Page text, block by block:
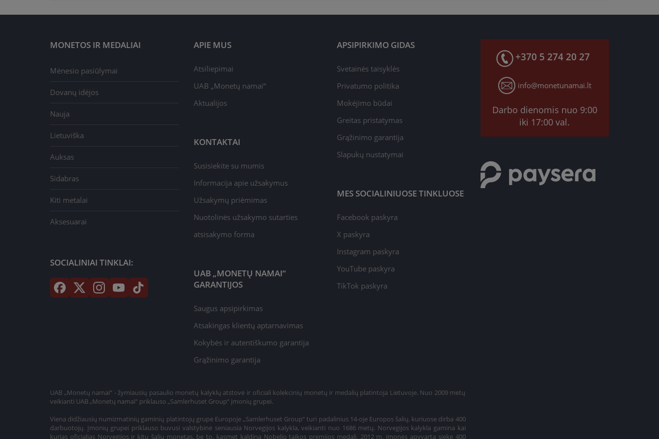
MONETOS IR MEDALIAI
Mėnesio pasiūlymai
Dovanų idėjos
Nauja
Lietuviška
Auksas
Sidabras
Kiti metalai
Aksesuarai
SOCIALINIAI TINKLAI:
APIE MUS
Atsiliepimai
UAB „Monetų namai“
Aktualijos
KONTAKTAI
Susisiekite su mumis
Informacija apie užsakymus
Užsakymų priėmimas
Nuotolinės užsakymo sutarties
atsisakymo forma
UAB „MONETŲ NAMAI“
GARANTIJOS
Saugus apsipirkimas
Atsakingas klientų aptarnavimas
Kokybės ir autentiškumo garantija
Grąžinimo garantija
APSIPIRKIMO GIDAS
Svetainės taisyklės
Privatumo politika
Mokėjimo būdai
Greitas pristatymas
Grąžinimo garantija
Slapukų nustatymai
MES SOCIALINIUOSE TINKLUOSE
Facebook paskyra
X paskyra
Instagram paskyra
YouTube paskyra
TikTok paskyra
+370 5 274 20 27
info@monetunamai.lt
Darbo dienomis nuo 9:00
iki 17:00 val.
UAB „Monetų namai“ - žymiausių pasaulio monetų kalyklų atstovė ir oficiali kolekcinių monetų ir medalių platintoja Lietuvoje. Nuo 2009 metų
veikianti UAB „Monetų namai“ priklauso „Samlerhuset Group“ įmonių grupei.
Viena didžiausių numizmatinių gaminių platintojų grupė Europoje ,,Samlerhuset Group“ turi padalinius 14-oje Europos šalių, kuriuose dirba 400
darbuotojų. Įmonių grupei priklauso buvusi valstybinė seniausia Norvegijos kalykla, veikianti nuo 1686 metų. Norvegijos kalykla gamina kai
kurias oficialias Norvegijos ir kitų šalių monetas, be to, kasmet kaldina Nobelio taikos premijos medalį. 2012 m. įmonės apyvarta siekė 400